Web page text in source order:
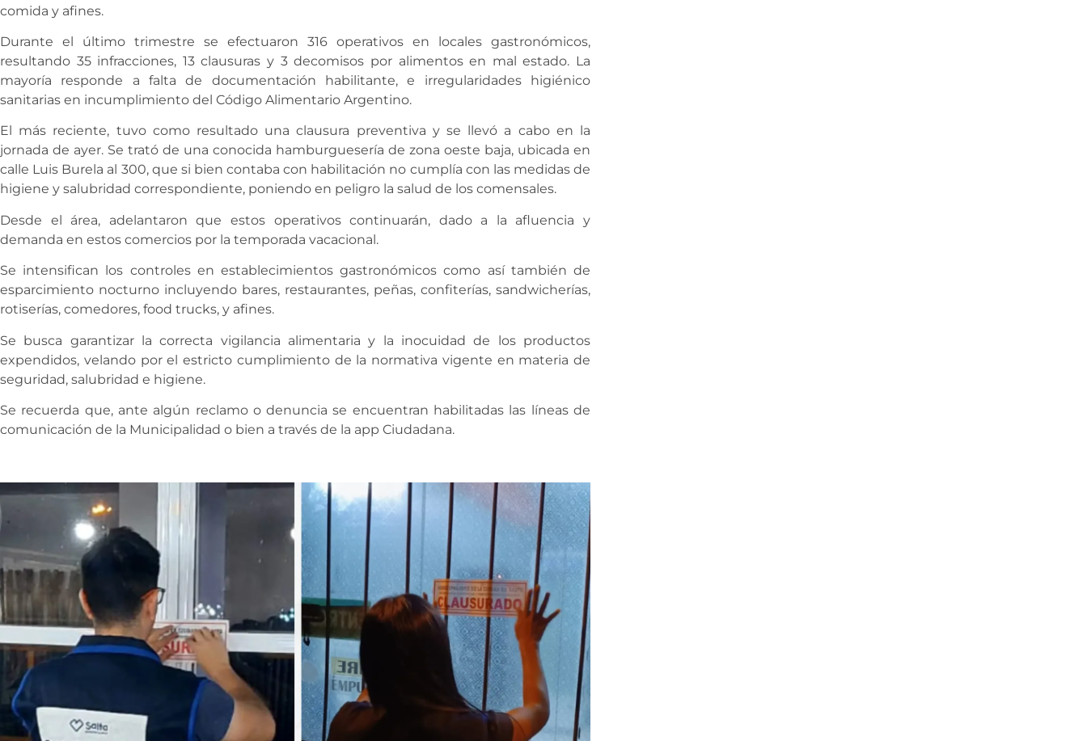
comida y afines.
Durante el último trimestre se efectuaron 316 operativos en locales gastronómicos,
resultando 35 infracciones, 13 clausuras y 3 decomisos por alimentos en mal estado. La
mayoría responde a falta de documentación habilitante, e irregularidades higiénico
sanitarias en incumplimiento del Código Alimentario Argentino.
El más reciente, tuvo como resultado una clausura preventiva y se llevó a cabo en la
jornada de ayer. Se trató de una conocida hamburguesería de zona oeste baja, ubicada en
calle Luis Burela al 300, que si bien contaba con habilitación no cumplía con las medidas de
higiene y salubridad correspondiente, poniendo en peligro la salud de los comensales.
Desde el área, adelantaron que estos operativos continuarán, dado a la afluencia y
demanda en estos comercios por la temporada vacacional.
Se intensifican los controles en establecimientos gastronómicos como así también de
esparcimiento nocturno incluyendo bares, restaurantes, peñas, confiterías, sandwicherías,
rotiserías, comedores, food trucks, y afines.
Se busca garantizar la correcta vigilancia alimentaria y la inocuidad de los productos
expendidos, velando por el estricto cumplimiento de la normativa vigente en materia de
seguridad, salubridad e higiene.
Se recuerda que, ante algún reclamo o denuncia se encuentran habilitadas las líneas de
comunicación de la Municipalidad o bien a través de la app Ciudadana.